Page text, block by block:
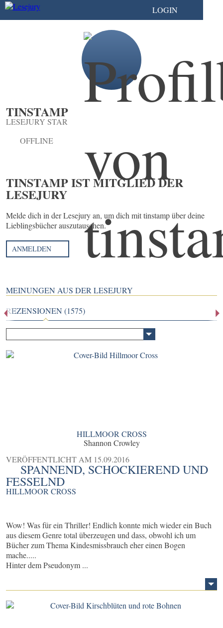
LOGIN
TINSTAMP
LESEJURY STAR
OFFLINE
TINSTAMP IST MITGLIED DER
LESEJURY
Melde dich in der Lesejury an, um dich mit tinstamp über deine
Lieblingsbücher auszutauschen.
ANMELDEN
MEINUNGEN AUS DER LESEJURY
REZENSIONEN (1575)
HILLMOOR CROSS
Shannon Crowley
VERÖFFENTLICHT AM 15.09.2016
SPANNEND, SCHOCKIEREND UND
FESSELND
HILLMOOR CROSS
Wow! Was für ein Thriller! Endlich konnte mich wieder ein Buch
aus diesem Genre total überzeugen und dass, obwohl ich um
Bücher zum Thema Kindesmissbrauch eher einen Bogen
mache.....
Hinter dem Pseudonym ...